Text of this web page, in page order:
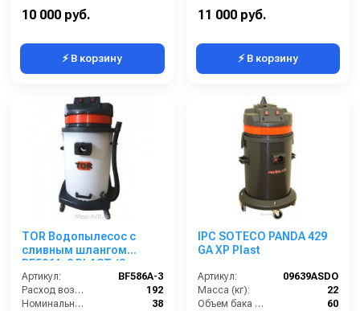
Напряжение (В):
10 000 руб.
⚡ В корзину
Напряжение (В):
11 000 руб.
⚡ В корзину
TOR Водопылесос с
сливным шлангом
BF586A-3 PLAST (3
мотора)
Артикул:
BF586A-3
Расход воздуха (л/сек):
192
Номинальный диаметр принадлежностей (мм):
38
IPC SOTECO PANDA 429
GA XP Plast
Артикул:
09639ASDO
Масса (кг):
22
Объем бака (л):
60